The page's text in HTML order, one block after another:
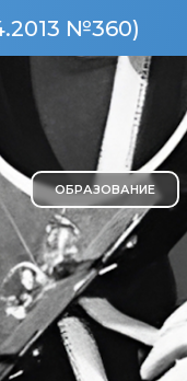
ОСОБО
ОБРАЗОВАНИЕ